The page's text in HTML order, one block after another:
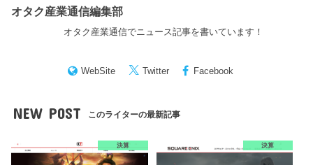
オタク産業通信編集部
オタク産業通信でニュース記事を書いています！
WebSite Twitter Facebook
NEW POST このライターの最新記事
決算 決算